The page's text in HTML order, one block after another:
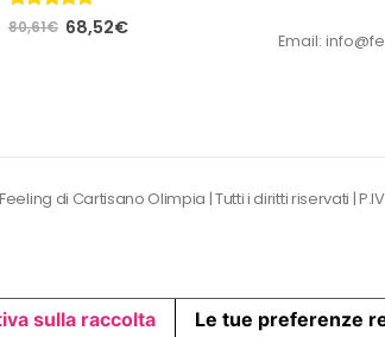
5.00Su 5
80,61€ 68,52€
Email:
di Cartisano Olimpia | Tutti i diritti riservati |
sulla raccolta Le tue preferenze